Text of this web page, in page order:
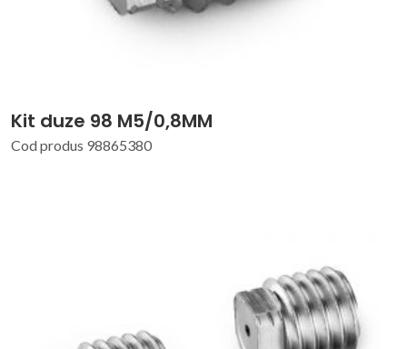
Kit duze 98 M5/0,8MM
Cod produs 98865380